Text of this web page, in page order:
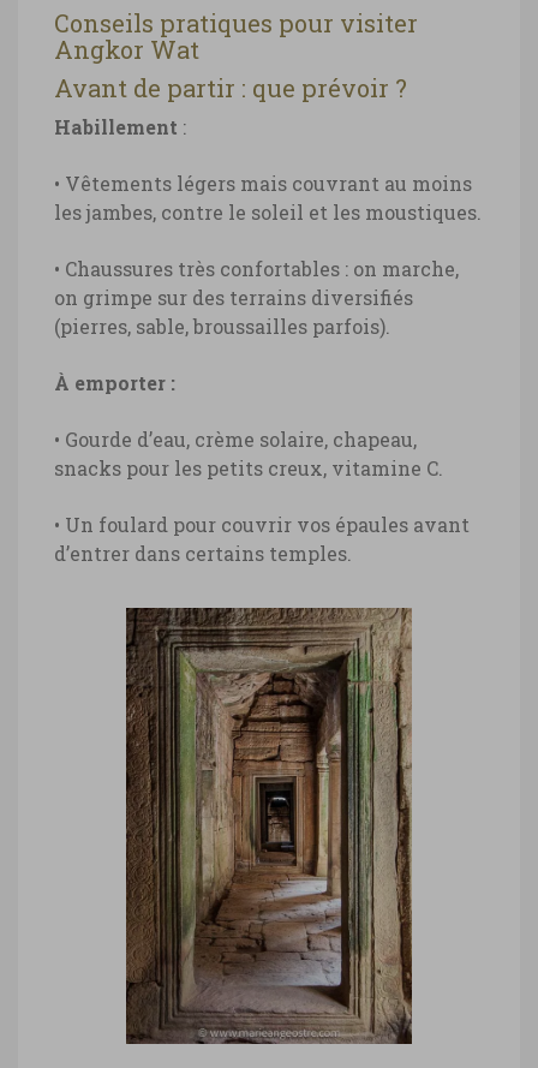
Temple Banteay Srei, Angkor Wat
Temple Banteay Srei, Angkor Wat ©
Marie-Ange Ostré
Conseils pratiques pour visiter
Angkor Wat
Avant de partir : que prévoir ?
Habillement :
• Vêtements légers mais couvrant au moins
les jambes, contre le soleil et les moustiques.
• Chaussures très confortables : on marche,
on grimpe sur des terrains diversifiés
(pierres, sable, broussailles parfois).
À emporter :
• Gourde d’eau, crème solaire, chapeau,
snacks pour les petits creux, vitamine C.
• Un foulard pour couvrir vos épaules avant
d’entrer dans certains temples.